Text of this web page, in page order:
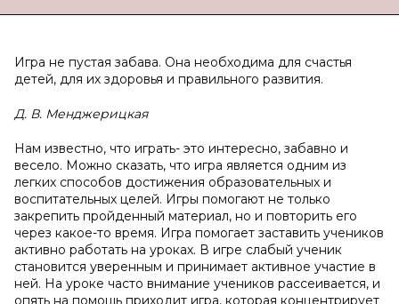
Игра не пустая забава. Она необходима для счастья
детей, для их здоровья и правильного развития.
Д. В. Менджерицкая
Нам известно, что играть- это интересно, забавно и
весело. Можно сказать, что игра является одним из
легких способов достижения образовательных и
воспитательных целей. Игры помогают не только
закрепить пройденный материал, но и повторить его
через какое-то время. Игра помогает заставить учеников
активно работать на уроках. В игре слабый ученик
становится уверенным и принимает активное участие в
ней. На уроке часто внимание учеников рассеивается, и
опять на помощь приходит игра, которая концентрирует